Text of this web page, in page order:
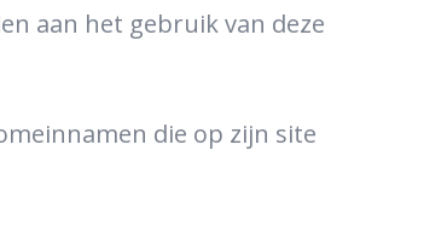
aan het gebruik van deze
die op zijn site